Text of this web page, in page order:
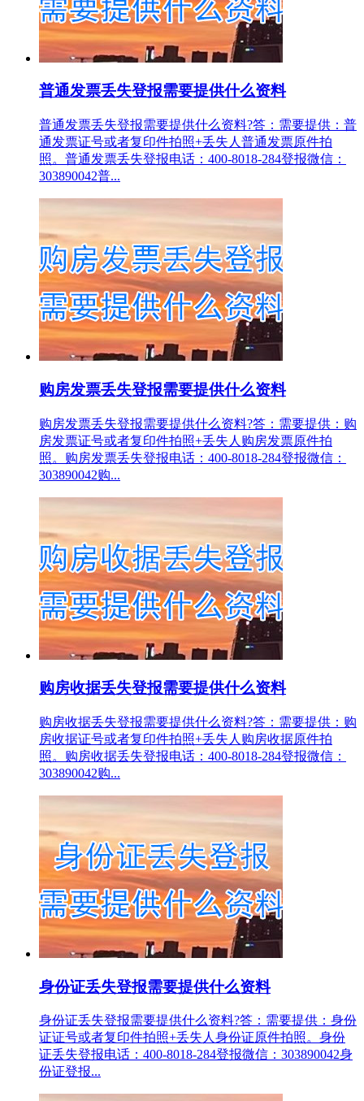
普通发票丢失登报需要提供什么资料
普通发票丢失登报需要提供什么资料?答：需要提供：普
通发票证号或者复印件拍照+丢失人普通发票原件拍
照。普通发票丢失登报电话：400-8018-284登报微信：
303890042普...
购房发票丢失登报需要提供什么资料
购房发票丢失登报需要提供什么资料?答：需要提供：购
房发票证号或者复印件拍照+丢失人购房发票原件拍
照。购房发票丢失登报电话：400-8018-284登报微信：
303890042购...
购房收据丢失登报需要提供什么资料
购房收据丢失登报需要提供什么资料?答：需要提供：购
房收据证号或者复印件拍照+丢失人购房收据原件拍
照。购房收据丢失登报电话：400-8018-284登报微信：
303890042购...
身份证丢失登报需要提供什么资料
身份证丢失登报需要提供什么资料?答：需要提供：身份
证证号或者复印件拍照+丢失人身份证原件拍照。身份
证丢失登报电话：400-8018-284登报微信：303890042身
份证登报...